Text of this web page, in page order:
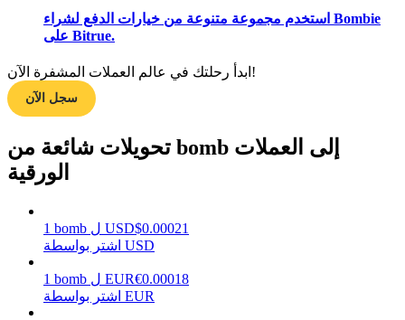
استراتيجيات التداول
تعلم كيفية البقاء مربحة
يكسب
استخدم مجموعة متنوعة من خيارات الدفع لشراء Bombie
على Bitrue.
ابدأ رحلتك في عالم العملات المشفرة الآن!
سجل الآن
تحويلات شائعة من bomb إلى العملات
الورقية
1 bomb ل USD$0.00021
اشتر بواسطة USD
1 bomb ل EUR€0.00018
اشتر بواسطة EUR